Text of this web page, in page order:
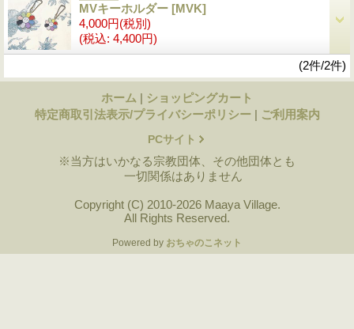
MVキーホルダー [MVK]
4,000円(税別)
(税込: 4,400円)
(2件/2件)
ホーム | ショッピングカート
特定商取引法表示/プライバシーポリシー | ご利用案内
PCサイト
※当方はいかなる宗教団体、その他団体とも
一切関係はありません
Copyright (C) 2010-2026 Maaya Village.
All Rights Reserved.
Powered by おちゃのこネット